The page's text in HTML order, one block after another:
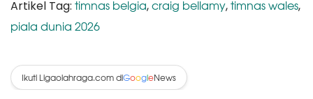
Artikel Tag: timnas belgia,craig bellamy,timnas wales,
piala dunia 2026
Ikuti Ligaolahraga.com diGoogleNews